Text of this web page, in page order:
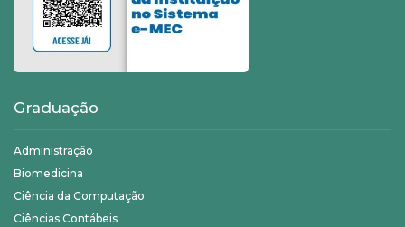
Graduação
Administração
Biomedicina
Ciência da Computação
Ciências Contábeis